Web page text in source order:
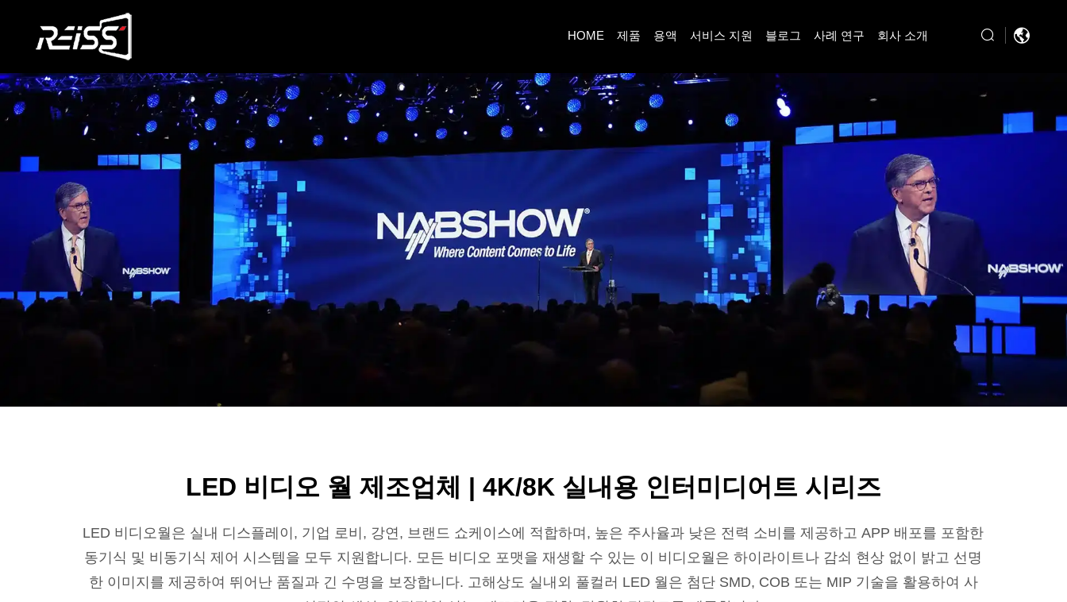
HOME 제품 용액 서비스 지원 블로그 사례 연구 회사 소개
LED 비디오 월 제조업체 | 4K/8K 실내용 인터미디어트 시리즈
LED 비디오월은 실내 디스플레이, 기업 로비, 강연, 브랜드 쇼케이스에 적합하며, 높은 주사율과 낮은 전력 소비를 제공하고 APP 배포를 포함한
동기식 및 비동기식 제어 시스템을 모두 지원합니다. 모든 비디오 포맷을 재생할 수 있는 이 비디오월은 하이라이트나 감쇠 현상 없이 밝고 선명
한 이미지를 제공하여 뛰어난 품질과 긴 수명을 보장합니다. 고해상도 실내외 풀컬러 LED 월은 첨단 SMD, COB 또는 MIP 기술을 활용하여 사